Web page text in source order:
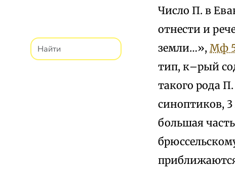
Число П. в
отнести и
земли…», Мф
тип, к–рый
такого рода
синоптиков,
большая